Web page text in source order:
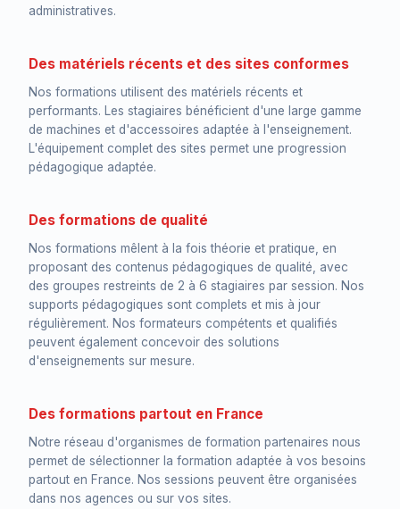
administratives.
Des matériels récents et des sites conformes
Nos formations utilisent des matériels récents et
performants. Les stagiaires bénéficient d'une large gamme
de machines et d'accessoires adaptée à l'enseignement.
L'équipement complet des sites permet une progression
pédagogique adaptée.
Des formations de qualité
Nos formations mêlent à la fois théorie et pratique, en
proposant des contenus pédagogiques de qualité, avec
des groupes restreints de 2 à 6 stagiaires par session. Nos
supports pédagogiques sont complets et mis à jour
régulièrement. Nos formateurs compétents et qualifiés
peuvent également concevoir des solutions
d'enseignements sur mesure.
Des formations partout en France
Notre réseau d'organismes de formation partenaires nous
permet de sélectionner la formation adaptée à vos besoins
partout en France. Nos sessions peuvent être organisées
dans nos agences ou sur vos sites.